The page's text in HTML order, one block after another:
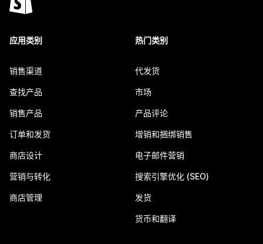
应用类别
销售渠道
查找产品
销售产品
订单和发货
商店设计
营销与转化
商店管理
热门类别
代发货
市场
产品评论
增销和捆绑销售
电子邮件营销
搜索引擎优化 (SEO)
发货
货币和翻译